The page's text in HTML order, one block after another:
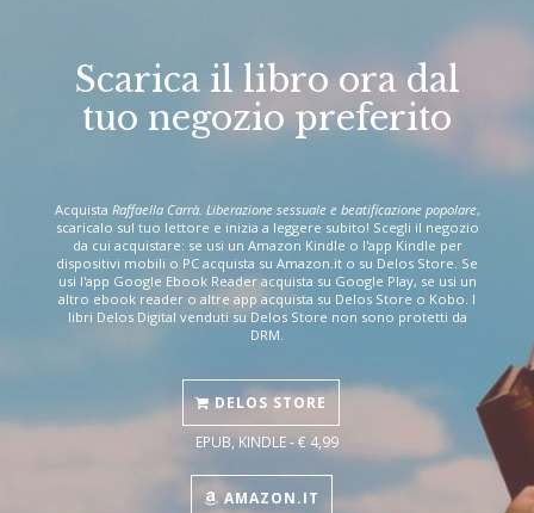
Scarica il libro ora dal
tuo negozio preferito
Acquista Raffaella Carrà. Liberazione sessuale e beatificazione popolare,
scaricalo sul tuo lettore e inizia a leggere subito! Scegli il negozio
da cui acquistare: se usi un Amazon Kindle o l'app Kindle per
dispositivi mobili o PC acquista su Amazon.it o su Delos Store. Se
usi l'app Google Ebook Reader acquista su Google Play, se usi un
altro ebook reader o altre app acquista su Delos Store o Kobo. I
libri Delos Digital venduti su Delos Store non sono protetti da
DRM.
DELOS STORE
EPUB, KINDLE - € 4,99
AMAZON.IT